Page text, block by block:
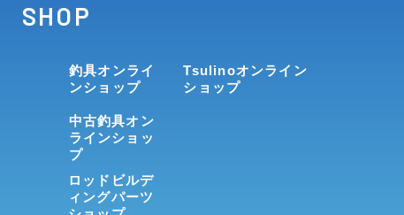
SHOP
釣具オンライ
ンショップ
中古釣具オン
ラインショッ
プ
ロッドビルデ
ィングパーツ
Tsulinoオンライン
ショップ